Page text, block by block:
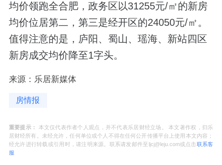
均价领跑全合肥，政务区以31255元/㎡的新房
均价位居第二，第三是经开区的24050元/㎡。
值得注意的是，庐阳、蜀山、瑶海、新站四区
新房成交均价降至1字头。
来源：乐居新媒体
房情报
重要提示：
本文仅代表作者个人观点，并不代表乐居财经立场。 本文著作权，归乐
居财经所有。未经允许，任何单位或个人不得在任何公开传播平台上使用本文内容；
经允许进行转载或引用时，请注明来源。联系请发邮件至ljcj@leju.com或点击联系客
服